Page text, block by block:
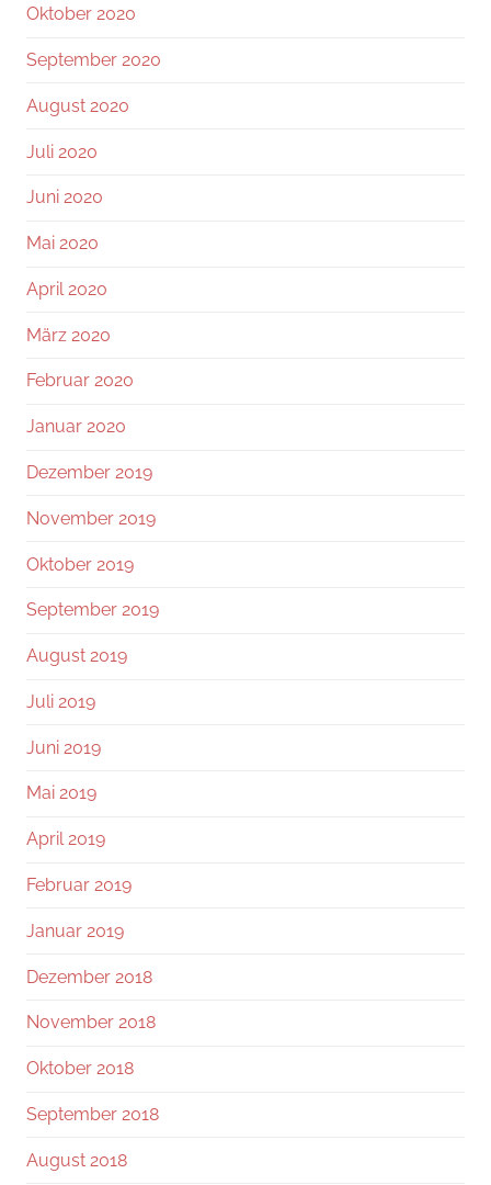
Oktober 2020
September 2020
August 2020
Juli 2020
Juni 2020
Mai 2020
April 2020
März 2020
Februar 2020
Januar 2020
Dezember 2019
November 2019
Oktober 2019
September 2019
August 2019
Juli 2019
Juni 2019
Mai 2019
April 2019
Februar 2019
Januar 2019
Dezember 2018
November 2018
Oktober 2018
September 2018
August 2018